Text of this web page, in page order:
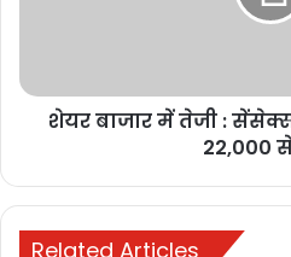
पाल ने कहा है कि प्रदेश में शांतिपूर्ण
वाले अर्ध सैनिक बलों की टुकड़ियों को
एक दिवसीय प्रशिक्षण के दौरान राष्ट्र
आदर्श आचरण संहिता, मीडिया मॉनिटरिंग
शेयर बाजार में तेजी :
22,000
Related Articles